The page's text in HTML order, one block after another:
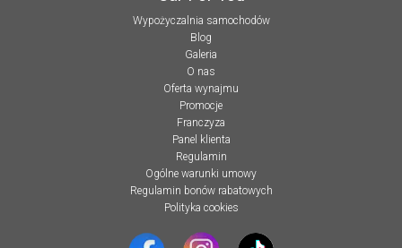
Wypożyczalnia samochodów
Blog
Galeria
O nas
Oferta wynajmu
Promocje
Franczyza
Panel klienta
Regulamin
Ogólne warunki umowy
Regulamin bonów rabatowych
Polityka cookies